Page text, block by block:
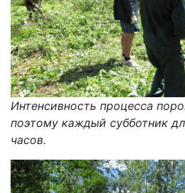
Интенсивность процесса
поэтому каждый субботник
часов.